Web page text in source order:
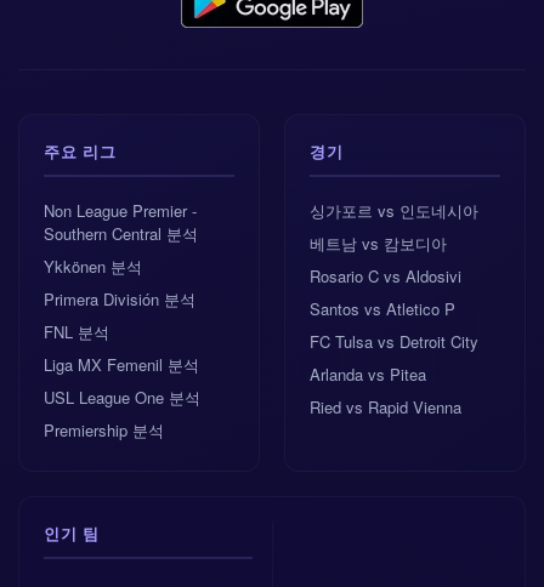
주요 리그
Non League Premier -
Southern Central 분석
Ykkönen 분석
Primera División 분석
FNL 분석
Liga MX Femenil 분석
USL League One 분석
Premiership 분석
경기
싱가포르 vs 인도네시아
베트남 vs 캄보디아
Rosario C vs Aldosivi
Santos vs Atletico P
FC Tulsa vs Detroit City
Arlanda vs Pitea
Ried vs Rapid Vienna
인기 팀